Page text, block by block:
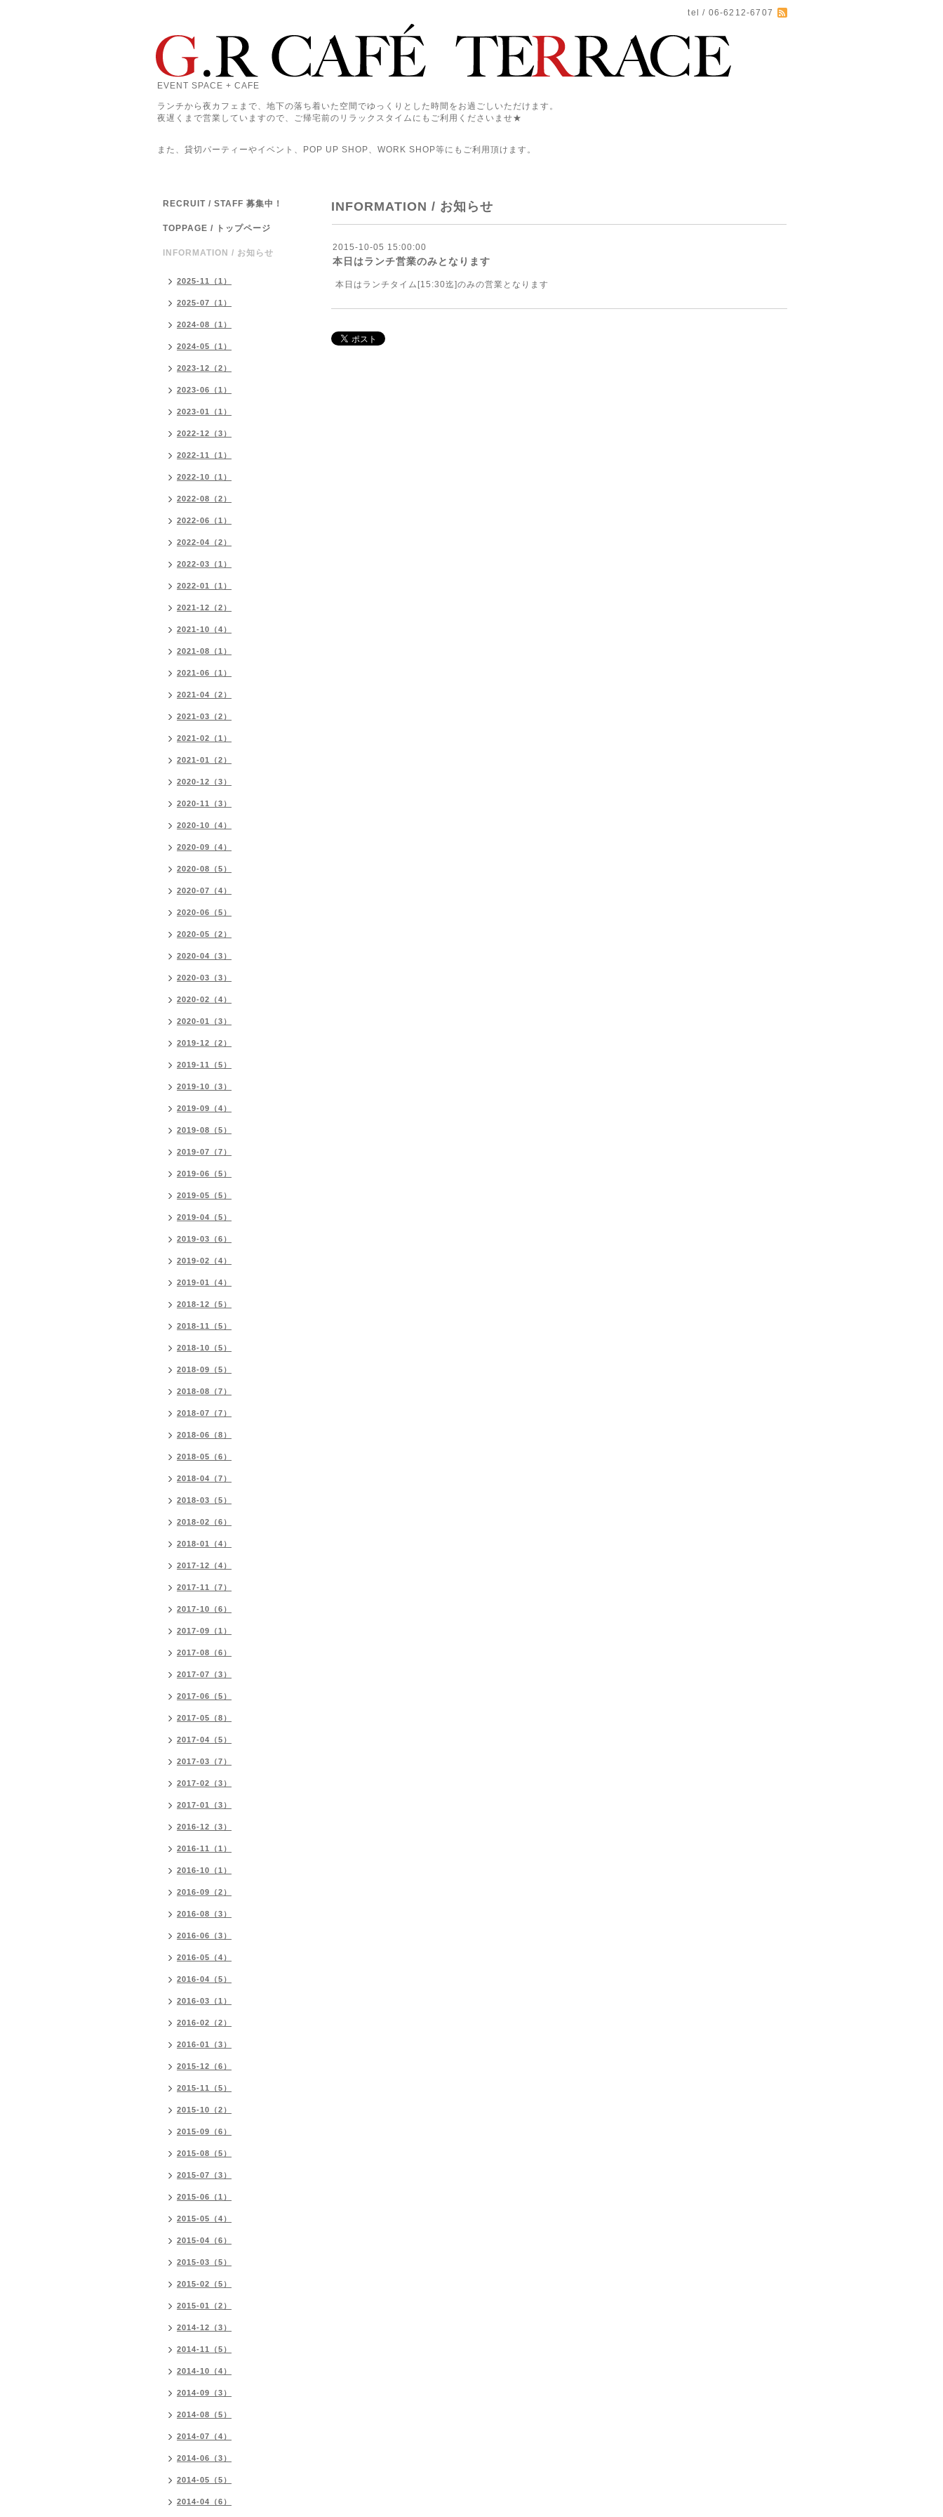
tel / 06-6212-6707
EVENT SPACE + CAFE
ランチから夜カフェまで、地下の落ち着いた空間でゆっくりとした時間をお過ごしいただけます。
夜遅くまで営業していますので、ご帰宅前のリラックスタイムにもご利用くださいませ★
また、貸切パーティーやイベント、POP UP SHOP、WORK SHOP等にもご利用頂けます。
INFORMATION / お知らせ
2015-10-05 15:00:00
本日はランチ営業のみとなります
本日はランチタイム[15:30迄]のみの営業となります
RECRUIT / STAFF 募集中！
TOPPAGE / トップページ
INFORMATION / お知らせ
2025-11（1）
2025-07（1）
2024-08（1）
2024-05（1）
2023-12（2）
2023-06（1）
2023-01（1）
2022-12（3）
2022-11（1）
2022-10（1）
2022-08（2）
2022-06（1）
2022-04（2）
2022-03（1）
2022-01（1）
2021-12（2）
2021-10（4）
2021-08（1）
2021-06（1）
2021-04（2）
2021-03（2）
2021-02（1）
2021-01（2）
2020-12（3）
2020-11（3）
2020-10（4）
2020-09（4）
2020-08（5）
2020-07（4）
2020-06（5）
2020-05（2）
2020-04（3）
2020-03（3）
2020-02（4）
2020-01（3）
2019-12（2）
2019-11（5）
2019-10（3）
2019-09（4）
2019-08（5）
2019-07（7）
2019-06（5）
2019-05（5）
2019-04（5）
2019-03（6）
2019-02（4）
2019-01（4）
2018-12（5）
2018-11（5）
2018-10（5）
2018-09（5）
2018-08（7）
2018-07（7）
2018-06（8）
2018-05（6）
2018-04（7）
2018-03（5）
2018-02（6）
2018-01（4）
2017-12（4）
2017-11（7）
2017-10（6）
2017-09（1）
2017-08（6）
2017-07（3）
2017-06（5）
2017-05（8）
2017-04（5）
2017-03（7）
2017-02（3）
2017-01（3）
2016-12（3）
2016-11（1）
2016-10（1）
2016-09（2）
2016-08（3）
2016-06（3）
2016-05（4）
2016-04（5）
2016-03（1）
2016-02（2）
2016-01（3）
2015-12（6）
2015-11（5）
2015-10（2）
2015-09（6）
2015-08（5）
2015-07（3）
2015-06（1）
2015-05（4）
2015-04（6）
2015-03（5）
2015-02（5）
2015-01（2）
2014-12（3）
2014-11（5）
2014-10（4）
2014-09（3）
2014-08（5）
2014-07（4）
2014-06（3）
2014-05（5）
2014-04（6）